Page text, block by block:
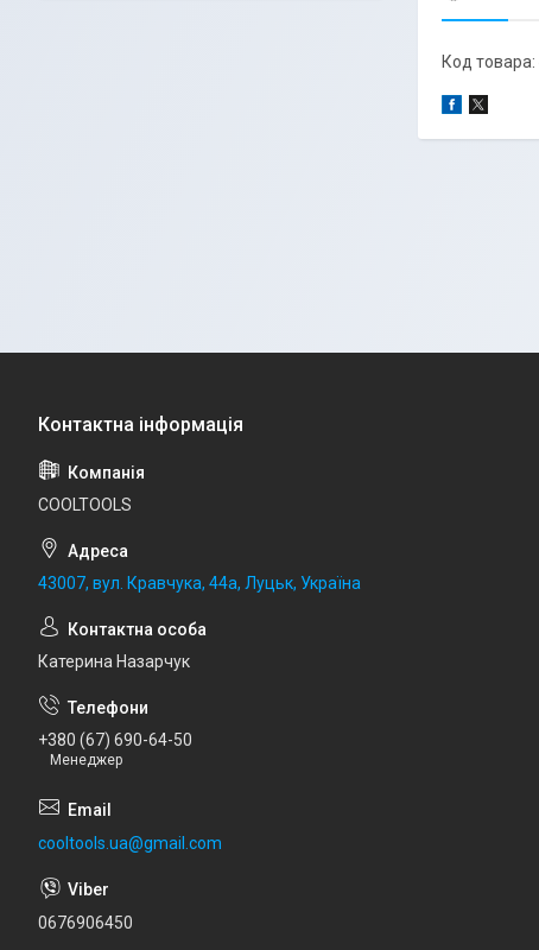
Код
COOLTOOLS
43007, вул. Кравчука, 44а, Луцьк, Україна
Катерина Назарчук
+380 (67) 690-64-50
Менеджер
cooltools.ua@gmail.com
0676906450